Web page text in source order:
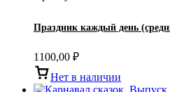
Праздник каждый день
1100,00 ₽
Нет в наличии